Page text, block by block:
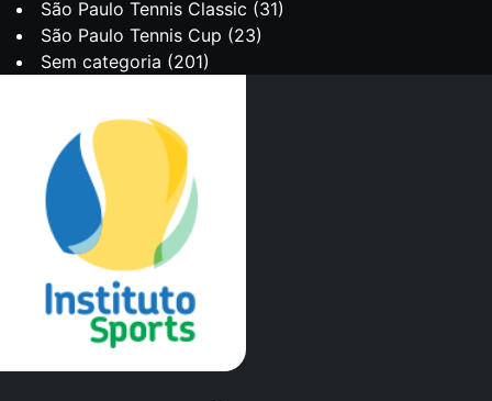
São Paulo Tennis Classic (31)
São Paulo Tennis Cup (23)
Sem categoria (201)